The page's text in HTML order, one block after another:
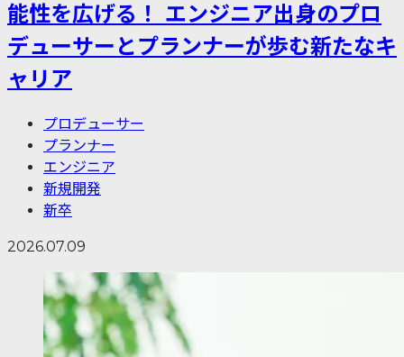
能性を広げる！ エンジニア出身のプロ
デューサーとプランナーが歩む新たなキ
ャリア
プロデューサー
プランナー
エンジニア
新規開発
新卒
2026.07.09